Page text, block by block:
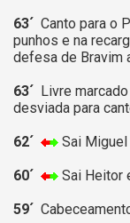
63´ Canto para o
punhos e na
defesa de Bravim
63´
Livre
desviada para
62´
Sai
60´
Sai Heitor
59´